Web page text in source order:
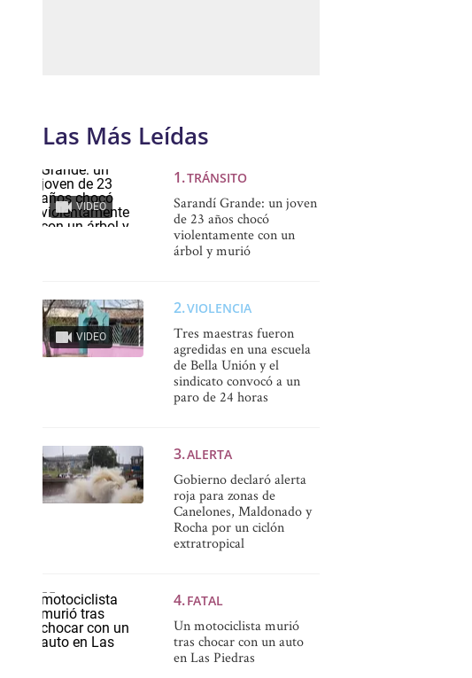
Las Más Leídas
VIDEO
TRÁNSITO
Sarandí Grande: un joven
de 23 años chocó
violentamente con un
árbol y murió
VIDEO
VIOLENCIA
Tres maestras fueron
agredidas en una escuela
de Bella Unión y el
sindicato convocó a un
paro de 24 horas
ALERTA
Gobierno declaró alerta
roja para zonas de
Canelones, Maldonado y
Rocha por un ciclón
extratropical
FATAL
Un motociclista murió
tras chocar con un auto
en Las Piedras